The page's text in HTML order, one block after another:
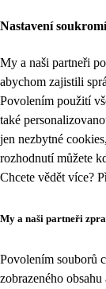
Nastavení
My a naši partneři
abychom zajistili
Povolením použití
také
jen nezbytné
rozhodnutí můžete
Chcete vědět více?
My a naši partneři
Povolením souborů
zobrazeného